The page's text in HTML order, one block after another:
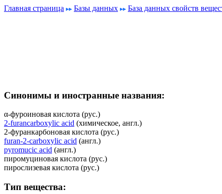
Главная страница Базы данных База данных свойств
Синонимы и иностранные названия:
α-фуроиновая кислота (рус.)
2-furancarboxylic acid (химическое, англ.)
2-фуранкарбоновая кислота (рус.)
furan-2-carboxylic acid (англ.)
pyromucic acid (англ.)
пиромуциновая кислота (рус.)
пирослизевая кислота (рус.)
Тип вещества: